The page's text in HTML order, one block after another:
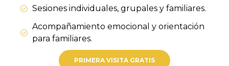
Sesiones individuales, grupales y familiares.
Acompañamiento emocional y orientación
para familiares.
PRIMERA VISITA GRATIS